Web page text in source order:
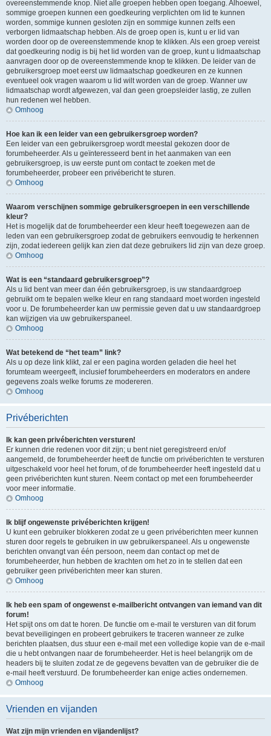
overeenstemmende knop. Niet alle groepen hebben open toegang. Alhoewel,
sommige groepen kunnen een goedkeuring verplichten om lid te kunnen
worden, sommige kunnen gesloten zijn en sommige kunnen zelfs een
verborgen lidmaatschap hebben. Als de groep open is, kunt u er lid van
worden door op de overeenstemmende knop te klikken. Als een groep vereist
dat goedkeuring nodig is bij het lid worden van de groep, kunt u lidmaatschap
aanvragen door op de overeenstemmende knop te klikken. De leider van de
gebruikersgroep moet eerst uw lidmaatschap goedkeuren en ze kunnen
eventueel ook vragen waarom u lid wilt worden van de groep. Wanner uw
lidmaatschap wordt afgewezen, val dan geen groepsleider lastig, ze zullen
hun redenen wel hebben.
Omhoog
Hoe kan ik een leider van een gebruikersgroep worden?
Een leider van een gebruikersgroep wordt meestal gekozen door de
forumbeheerder. Als u geïnteresseerd bent in het aanmaken van een
gebruikersgroep, is uw eerste punt om contact te zoeken met de
forumbeheerder, probeer een privébericht te sturen.
Omhoog
Waarom verschijnen sommige gebruikersgroepen in een verschillende
kleur?
Het is mogelijk dat de forumbeheerder een kleur heeft toegewezen aan de
leden van een gebruikersgroep zodat de gebruikers eenvoudig te herkennen
zijn, zodat iedereen gelijk kan zien dat deze gebruikers lid zijn van deze groep.
Omhoog
Wat is een “standaard gebruikersgroep”?
Als u lid bent van meer dan één gebruikersgroep, is uw standaardgroep
gebruikt om te bepalen welke kleur en rang standaard moet worden ingesteld
voor u. De forumbeheerder kan uw permissie geven dat u uw standaardgroep
kan wijzigen via uw gebruikerspaneel.
Omhoog
Wat betekend de “het team” link?
Als u op deze link klikt, zal er een pagina worden geladen die heel het
forumteam weergeeft, inclusief forumbeheerders en moderators en andere
gegevens zoals welke forums ze modereren.
Omhoog
Privéberichten
Ik kan geen privéberichten versturen!
Er kunnen drie redenen voor dit zijn; u bent niet geregistreerd en/of
aangemeld, de forumbeheerder heeft de functie om privéberichten te versturen
uitgeschakeld voor heel het forum, of de forumbeheerder heeft ingesteld dat u
geen privéberichten kunt sturen. Neem contact op met een forumbeheerder
voor meer informatie.
Omhoog
Ik blijf ongewenste privéberichten krijgen!
U kunt een gebruiker blokkeren zodat ze u geen privéberichten meer kunnen
sturen door regels te gebruiken in uw gebruikerspaneel. Als u ongewenste
berichten onvangt van één persoon, neem dan contact op met de
forumbeheerder, hun hebben de krachten om het zo in te stellen dat een
gebruiker geen privéberichten meer kan sturen.
Omhoog
Ik heb een spam of ongewenst e-mailbericht ontvangen van iemand van dit
forum!
Het spijt ons om dat te horen. De functie om e-mail te versturen van dit forum
bevat beveiligingen en probeert gebruikers te traceren wanneer ze zulke
berichten plaatsen, dus stuur een e-mail met een volledige kopie van de e-mail
die u hebt ontvangen naar de forumbeheerder. Het is heel belangrijk om de
headers bij te sluiten zodat ze de gegevens bevatten van de gebruiker die de
e-mail heeft verstuurd. De forumbeheerder kan enige acties ondernemen.
Omhoog
Vrienden en vijanden
Wat zijn mijn vrienden en vijandenlijst?